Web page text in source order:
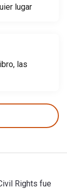
lugar
las
Rights fue